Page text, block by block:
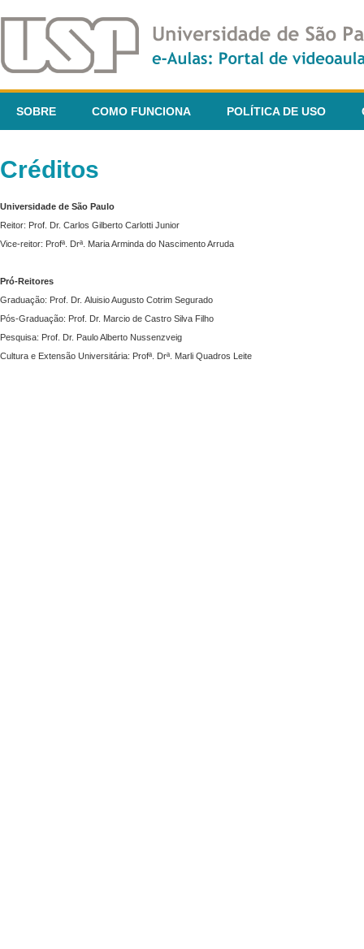
SOBRE COMO FUNCIONA POLÍTICA DE USO
Créditos
Universidade de São Paulo
Reitor: Prof. Dr. Carlos Gilberto Carlotti Junior
Vice-reitor: Profª. Drª. Maria Arminda do Nascimento Arruda
Pró-Reitores
Graduação: Prof. Dr. Aluisio Augusto Cotrim Segurado
Pós-Graduação: Prof. Dr. Marcio de Castro Silva Filho
Pesquisa: Prof. Dr. Paulo Alberto Nussenzveig
Cultura e Extensão Universitária: Profª. Drª. Marli Quadros Leite